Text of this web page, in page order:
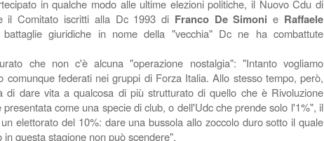
in qualche modo alle ultime elezioni politiche, il Nuovo Cdu di
Comitato iscritti alla Dc 1993 di Franco De Simonie Raffaele
giuridiche in nome della "vecchia" Dc ne ha combattute
che non c'è alcuna "operazione nostalgia": "Intanto vogliamo
comunque federati nei gruppi di Forza Italia. Allo stesso tempo, però,
di dare vita a qualcosa di più strutturato di quello che è Rivoluzione
presentata come una specie di club, o dell'Udc che prende solo l'1%", il
elettorato del 10%: dare una bussola allo zoccolo duro sotto il quale
in questa stagione non può scendere".